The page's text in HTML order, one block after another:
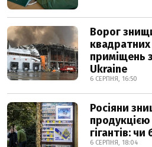
Ворог
приміщень
Ukraine
6 СЕРПНЯ, 16:50
Росіяни
гігантів:
6 СЕРПНЯ, 18:04